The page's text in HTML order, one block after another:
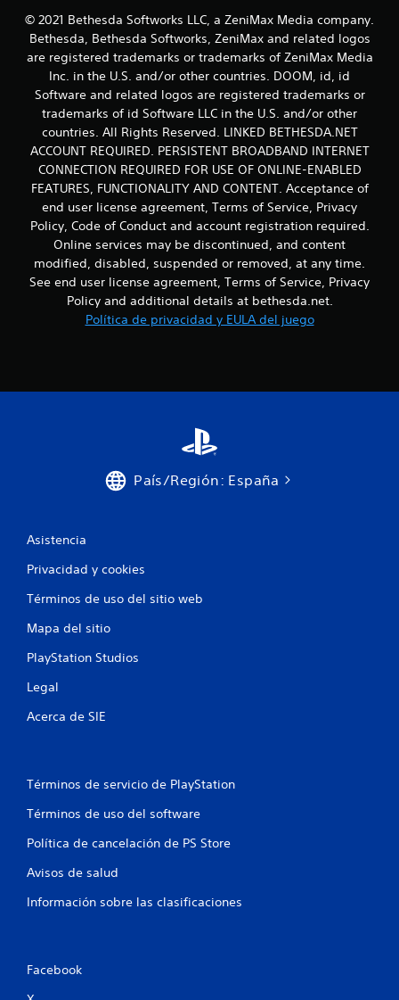
o
o
l
a
r
e
s
p
u
e
s
t
a
h
á
p
t
i
c
© 2021 Bethesda Softworks LLC, a ZeniMax Media company.
Bethesda, Bethesda Softworks, ZeniMax and related logos
are registered trademarks or trademarks of ZeniMax Media
Inc. in the U.S. and/or other countries. DOOM, id, id
Software and related logos are registered trademarks or
trademarks of id Software LLC in the U.S. and/or other
countries. All Rights Reserved. LINKED BETHESDA.NET
ACCOUNT REQUIRED. PERSISTENT BROADBAND INTERNET
CONNECTION REQUIRED FOR USE OF ONLINE-ENABLED
FEATURES, FUNCTIONALITY AND CONTENT. Acceptance of
end user license agreement, Terms of Service, Privacy
Policy, Code of Conduct and account registration required.
Online services may be discontinued, and content
modified, disabled, suspended or removed, at any time.
See end user license agreement, Terms of Service, Privacy
Policy and additional details at bethesda.net.
Política de privacidad y EULA del juego
País/Región: España
Asistencia
Privacidad y cookies
Términos de uso del sitio web
Mapa del sitio
PlayStation Studios
Legal
Acerca de SIE
Términos de servicio de PlayStation
Términos de uso del software
Política de cancelación de PS Store
Avisos de salud
Información sobre las clasificaciones
Facebook